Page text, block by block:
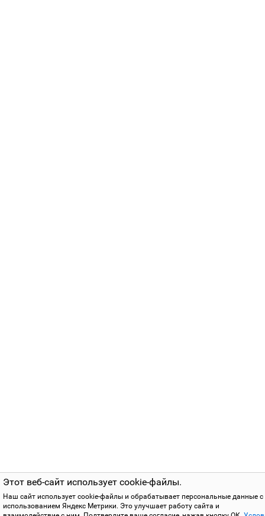
Этот веб-сайт использует cookie-файлы.
Наш сайт использует cookie-файлы и обрабатывает персональные данные с
использованием Яндекс Метрики. Это улучшает работу сайта и